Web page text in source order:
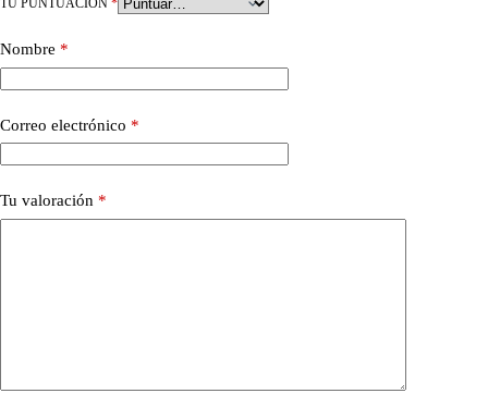
TU PUNTUACIÓN *
Nombre *
Correo electrónico *
Tu valoración *